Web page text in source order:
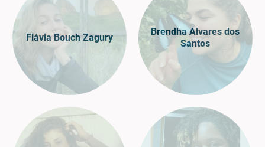
Flávia Bouch Zagury
Brendha Alvares dos
Santos